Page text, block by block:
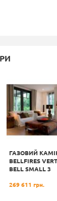
ГАЗОВИЙ
BELLFIRES
BELL SMALL 3
269 611 грн.